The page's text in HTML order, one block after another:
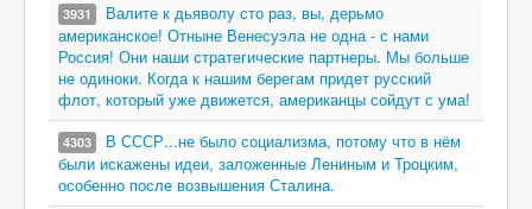
3931
Валите к дьяволу сто раз, вы, дерьмо
американское! Отныне Венесуэла не одна - с нами
Россия! Они наши стратегические партнеры. Мы больше
не одиноки. Когда к нашим берегам придет русский
флот, который уже движется, американцы сойдут с ума!
4303
В СССР...не было социализма, потому что в нём
были искажены идеи, заложенные Лениным и Троцким,
особенно после возвышения Сталина.